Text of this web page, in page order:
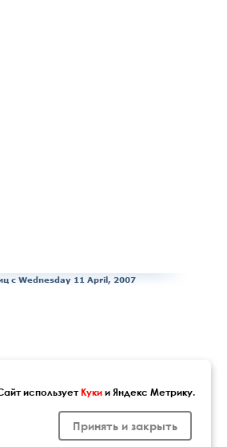
c Wednesday 11 April, 2007
используетКукии Яндекс Метрику.
Принять и закрыть